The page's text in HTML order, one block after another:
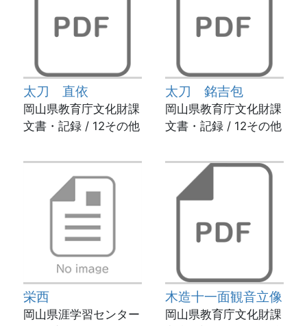
太刀 直依
岡山県教育庁文化財課
文書・記録 / 12その他
太刀 銘吉包
岡山県教育庁文化財課
文書・記録 / 12その他
栄西
岡山県涯学習センター
木造十一面観音立像
岡山県教育庁文化財課